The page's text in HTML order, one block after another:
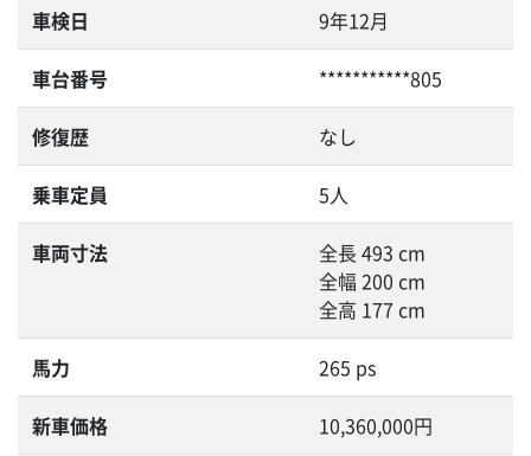
車検日 9年12月
車台番号 ***********805
修復歴 なし
乗車定員 5人
車両寸法
全長 493 cm
全幅 200 cm
全高 177 cm
馬力 265 ps
新車価格 10,360,000円